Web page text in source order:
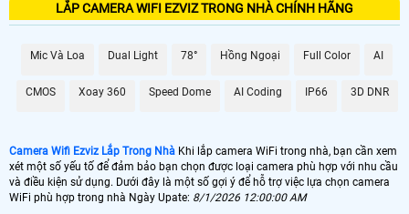
LẮP CAMERA WIFI EZVIZ TRONG NHÀ CHÍNH HÃNG
Mic Và Loa Dual Light 78° Hồng Ngoại Full Color AI
CMOS Xoay 360 Speed Dome AI Coding IP66 3D DNR
Camera Wifi Ezviz Lắp Trong Nhà Khi lắp camera WiFi trong nhà, bạn cần xem
xét một số yếu tố để đảm bảo bạn chọn được loại camera phù hợp với nhu cầu
và điều kiện sử dụng. Dưới đây là một số gợi ý để hỗ trợ việc lựa chọn camera
WiFi phù hợp trong nhà Ngày Upate: 8/1/2026 12:00:00 AM